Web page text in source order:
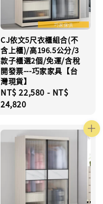
CJ依文5尺衣櫃組合(不
含上櫃)/高196.5公分/3
款子櫃選2個/免運/含稅
開發票---巧家家具【台
灣現貨】
Regular
price
NT$ 22,580 - NT$
24,820